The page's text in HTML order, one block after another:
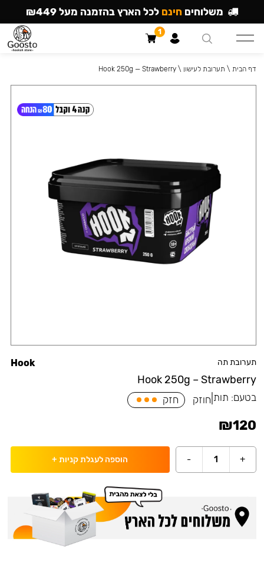
תערובת תה
Hook 250g – Strawberry
Hook
בטעם: תות חוזק חזק
₪120
+
1
- הוספה לעגלת קניות +
דף הבית \ תערובת לעישון \
Hook 250g — Strawberry
משלוחים חינם לכל הארץ בהזמנה מעל ₪449
1